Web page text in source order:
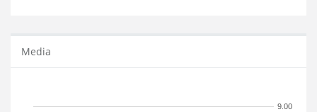
Media
9.00